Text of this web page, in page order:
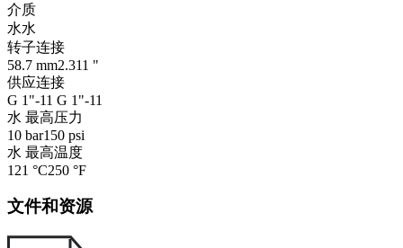
介质
水水
转子连接
58.7 mm2.311 "
供应连接
G 1"-11 G 1"-11
水 最高压力
10 bar150 psi
水 最高温度
121 °C250 °F
文件和资源